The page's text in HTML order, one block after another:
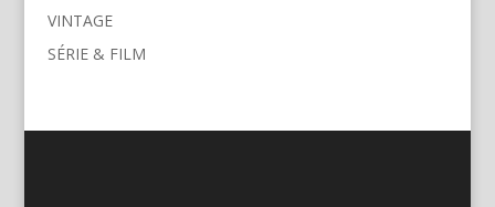
VINTAGE
SÉRIE & FILM